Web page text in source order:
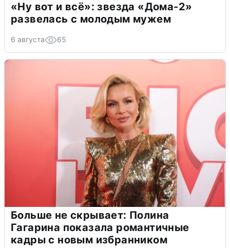
«Ну вот и всё»: звезда «Дома-2»
развелась с молодым мужем
6 августа 65
Больше не скрывает: Полина
Гагарина показала романтичные
кадры с новым избранником